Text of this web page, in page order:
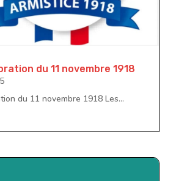
du 11 novembre 1918
du 11 novembre 1918 Les...